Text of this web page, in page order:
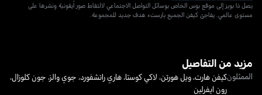
يصل ذا بويز إلى موقع بوس الخاص بوسائل التواصل الاجتماعي لالتقاط صور أيقونية ونشرها على
مستوى عالمي. يفاجئ كيفن الجميع بارستء هدف جديد للمجموعة.
مزيد من التفاصيل
الممثلونكيفن هارت،ويل هورتن، لاكي كوستا،هاري راتشفورد، جوي والز، جون كلوزال،
رون ايفرلين